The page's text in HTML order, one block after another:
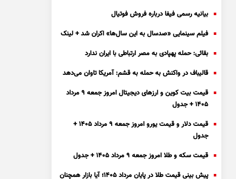
بیانیه رسمی فیفا درباره فروش فوتیال
فیلم سینمایی «صدسال به این سال‌ها» اکران شد + لینک
بقائی: حمله پهپادی به مصر ارتباطی با ایران ندارد
قالیباف در واکنش به حمله به قشم: آمریکا تاوان می‌دهد
قیمت بیت کوین و ارز‌های دیجیتال امروز جمعه ۹ مرداد
۱۴۰۵ + جدول
قیمت دلار و قیمت یورو امروز جمعه ۹ مرداد ۱۴۰۵ +
جدول
قیمت سکه و طلا امروز جمعه ۹ مرداد ۱۴۰۵ + جدول
پیش بینی قیمت طلا در پایان مرداد 1405؛ آیا بازار همچنان